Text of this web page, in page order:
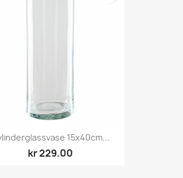
15x40cm...
kr 229.00